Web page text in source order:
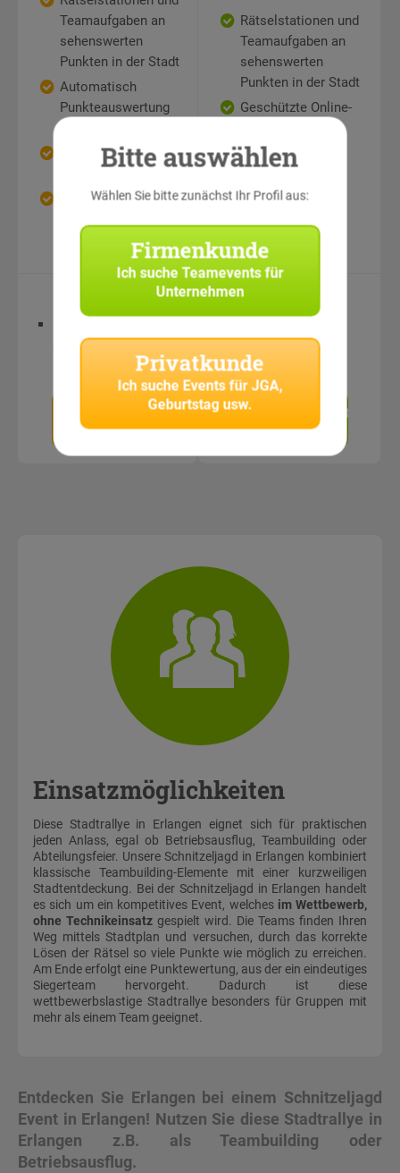
Teamaufgaben an
sehenswerten
Punkten in der Stadt
Automatisch
Punkteauswertung
Geschützte Online-
Auch als
Rätselstationen und
Teamaufgaben an
sehenswerten
Punkten in der Stadt
Geschützte Online-
Spielmaterialien
Anbieter
Unverbindlich
anfragen
Einsatzmöglichkeiten
Diese Stadtrallye in Erlangen eignet sich für praktischen
jeden Anlass, egal ob Betriebsausflug, Teambuilding oder
Abteilungsfeier. Unsere Schnitzeljagd in Erlangen kombiniert
klassische Teambuilding-Elemente mit einer kurzweiligen
Stadtentdeckung. Bei der Schnitzeljagd in Erlangen handelt
es sich um ein kompetitives Event, welchesim Wettbewerb,
ohne Technikeinsatz gespielt wird. Die Teams finden Ihren
Weg mittels Stadtplan und versuchen, durch das korrekte
Lösen der Rätsel so viele Punkte wie möglich zu erreichen.
Am Ende erfolgt eine Punktewertung, aus der ein eindeutiges
Siegerteam hervorgeht. Dadurch ist diese
wettbewerbslastige Stadtrallye besonders für Gruppen mit
mehr als einem Team geeignet.
Entdecken Sie Erlangen bei einem Schnitzeljagd
Event in Erlangen! Nutzen Sie diese Stadtrallye in
Erlangen z.B. als Teambuilding oder
Betriebsausflug.
Bitte auswählen
Wählen Sie bitte zunächst Ihr Profil aus:
Firmenkunde
Ich sucheTeamevents für
Unternehmen
Privatkunde
Ich suche Events für JGA,
Geburtstag usw.